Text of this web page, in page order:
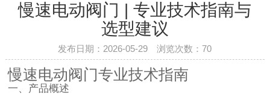
慢速电动阀门 | 专业技术指南与
选型建议
发布日期：2026-05-29 浏览次数：70
慢速电动阀门专业技术指南
一、产品概述